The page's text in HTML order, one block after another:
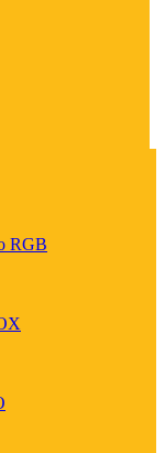
RGB